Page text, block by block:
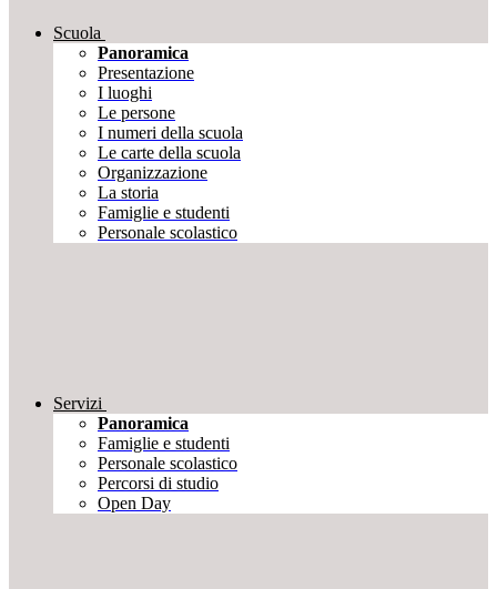
Scuola
Panoramica
Presentazione
I luoghi
Le persone
I numeri della scuola
Le carte della scuola
Organizzazione
La storia
Famiglie e studenti
Personale scolastico
Servizi
Panoramica
Famiglie e studenti
Personale scolastico
Percorsi di studio
Open Day